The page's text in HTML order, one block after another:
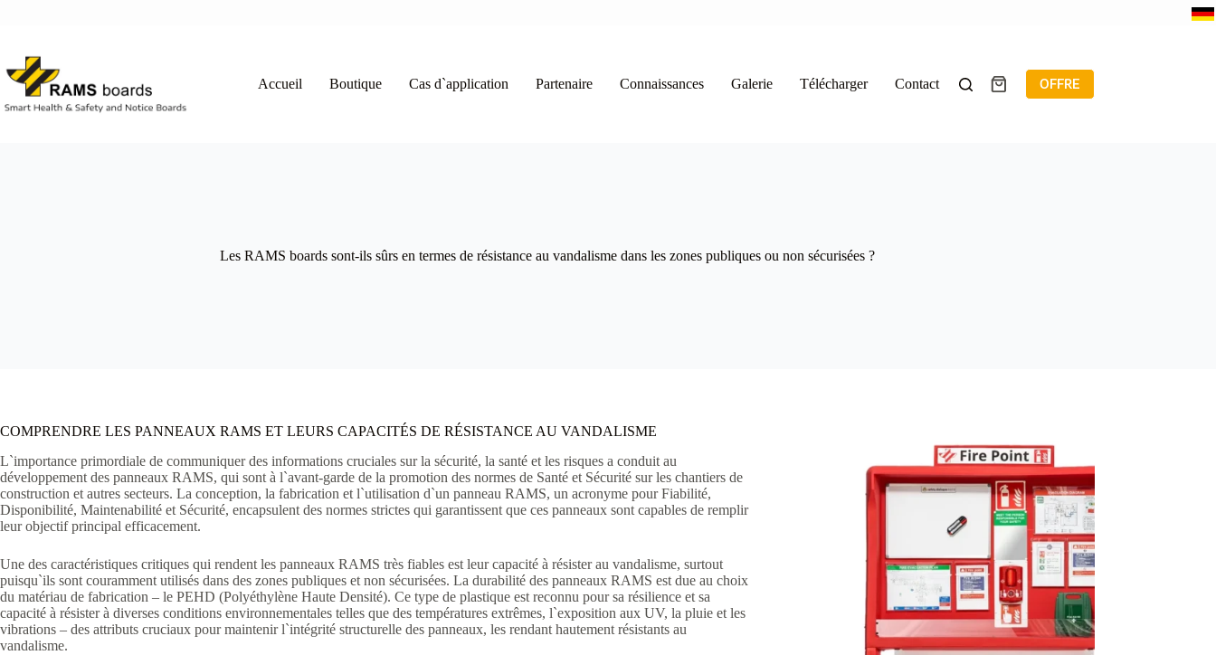
Accueil Boutique Cas d`application Partenaire Connaissances Galerie Télécharger Contact
Panier
OFFRE
Les RAMS boards sont-ils sûrs en termes de résistance au vandalisme dans les zones publiques ou non sécurisées ?
COMPRENDRE LES PANNEAUX RAMS ET LEURS CAPACITÉS DE RÉSISTANCE AU VANDALISME
L`importance primordiale de communiquer des informations cruciales sur la sécurité, la santé et les risques a conduit au
développement des panneaux RAMS, qui sont à l`avant-garde de la promotion des normes de Santé et Sécurité sur les chantiers de
construction et autres secteurs. La conception, la fabrication et l`utilisation d`un panneau RAMS, un acronyme pour Fiabilité,
Disponibilité, Maintenabilité et Sécurité, encapsulent des normes strictes qui garantissent que ces panneaux sont capables de remplir
leur objectif principal efficacement.
Une des caractéristiques critiques qui rendent les panneaux RAMS très fiables est leur capacité à résister au vandalisme, surtout
puisqu`ils sont couramment utilisés dans des zones publiques et non sécurisées. La durabilité des panneaux RAMS est due au choix
du matériau de fabrication – le PEHD (Polyéthylène Haute Densité). Ce type de plastique est reconnu pour sa résilience et sa
capacité à résister à diverses conditions environnementales telles que des températures extrêmes, l`exposition aux UV, la pluie et les
vibrations – des attributs cruciaux pour maintenir l`intégrité structurelle des panneaux, les rendant hautement résistants au
vandalisme.